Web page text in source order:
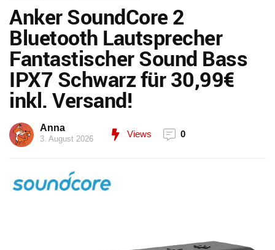
Anker SoundCore 2
Bluetooth Lautsprecher
Fantastischer Sound Bass
IPX7 Schwarz für 30,99€
inkl. Versand!
Anna
3. August 2026 Views 0